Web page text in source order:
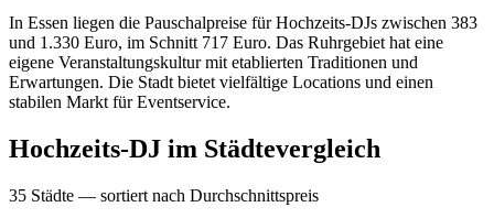
In Essen liegen die Pauschalpreise für Hochzeits-DJs zwischen 383
und 1.330 Euro, im Schnitt 717 Euro. Das Ruhrgebiet hat eine
eigene Veranstaltungskultur mit etablierten Traditionen und
Erwartungen. Die Stadt bietet vielfältige Locations und einen
stabilen Markt für Eventservice.
Hochzeits-DJ im Städtevergleich
35 Städte — sortiert nach Durchschnittspreis